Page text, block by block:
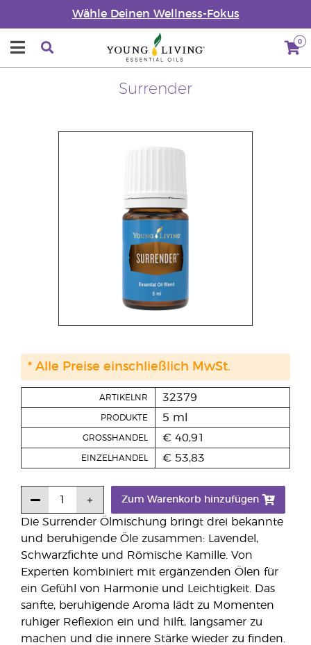
Wähle Deinen Wellness-Fokus
0
Surrender
Die Surrender Ölmischung bringt drei bekannte
und beruhigende Öle zusammen: Lavendel,
Schwarzfichte und Römische Kamille. Von
Experten kombiniert mit ergänzenden Ölen für
ein Gefühl von Harmonie und Leichtigkeit. Das
sanfte, beruhigende Aroma lädt zu Momenten
ruhiger Reflexion ein und hilft, langsamer zu
machen und die innere Stärke wieder zu finden.
ARTIKELNR 32379
PRODUKTE 5 ml
GROSSHANDEL € 40,91
EINZELHANDEL € 53,83
Zum Warenkorb hinzufügen
* Alle Preise einschließlich MwSt.